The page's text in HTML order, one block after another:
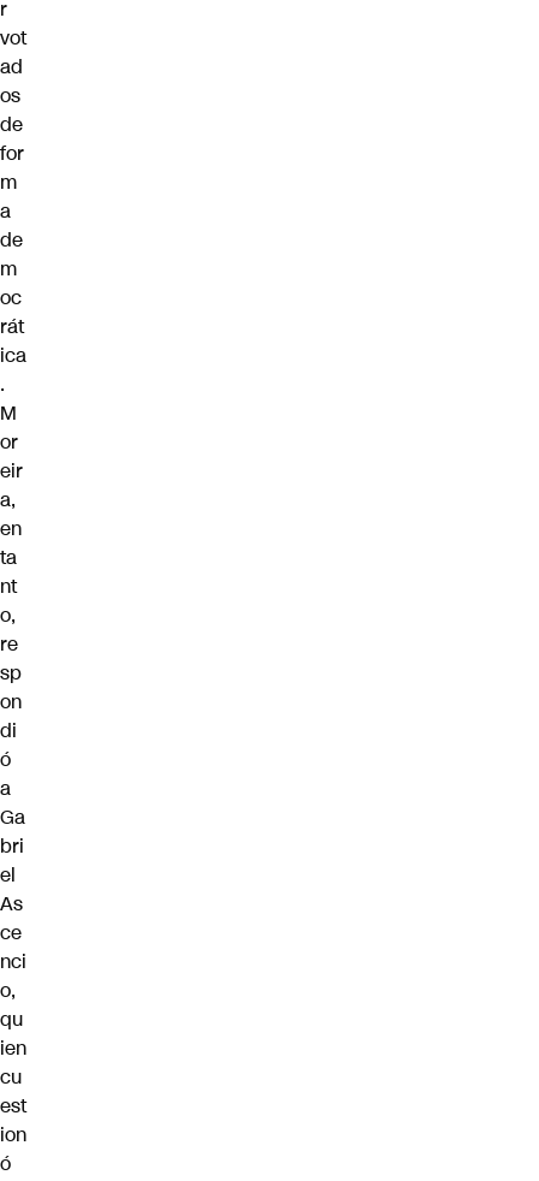
r
vot
ad
os
de
for
m
a
de
m
oc
rát
ica
.
M
or
eir
a,
en
ta
nt
o,
re
sp
on
di
ó
a
Ga
bri
el
As
ce
nci
o,
qu
ien
cu
est
ion
ó